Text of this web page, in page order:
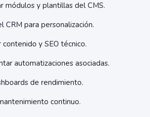
módulos y plantillas del CMS.
CRM para personalización.
contenido y SEO técnico.
automatizaciones asociadas.
de rendimiento.
continuo.